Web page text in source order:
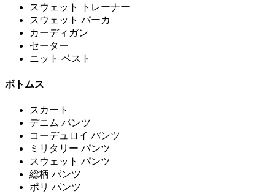
スウェット トレーナー
スウェット パーカ
カーディガン
セーター
ニット ベスト
ボトムス
スカート
デニム パンツ
コーデュロイ パンツ
ミリタリー パンツ
スウェット パンツ
総柄 パンツ
ポリ パンツ